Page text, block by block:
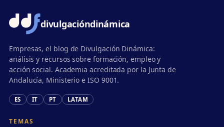
divulgacióndinámica
Empresas, el blog de Divulgación Dinámica:
análisis y recursos sobre formación, empleo y
acción social. Academia acreditada por la Junta de
Andalucía, Ministerio e ISO 9001.
ES IT PT LATAM
TEMAS